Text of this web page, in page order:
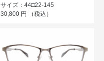
サイズ：44□22-145
30,800 円 （税込）